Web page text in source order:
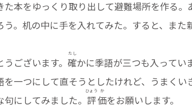
た本をゆっくり取り出して避難場所を作る。
う。机の中に手を入れてみた。すると、また
ございます。 確
たし
かに季語が三つも入ってい
を一つにして直そうとしたけれど、うまくい
にしてみました。 評
ひょう
価
か
をお願いします。